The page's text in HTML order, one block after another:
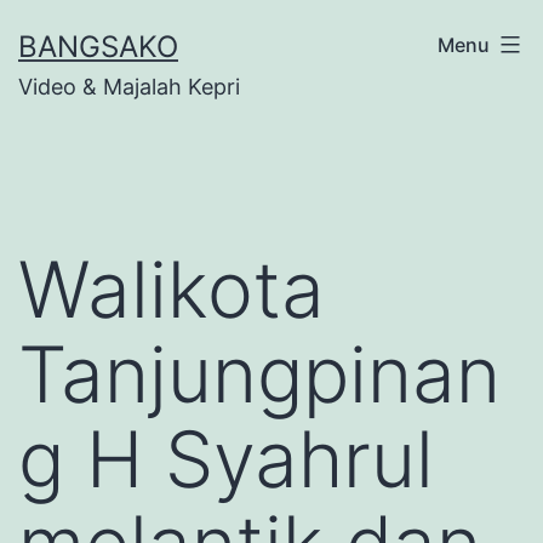
to
content
BANGSAKO
Video & Majalah Kepri
Menu
Walikota
Tanjungpinan
g H Syahrul